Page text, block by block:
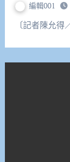
編輯001
〔記者陳